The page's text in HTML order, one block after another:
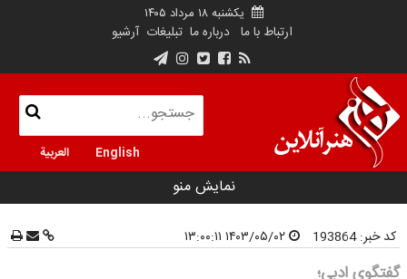
یکشنبه ۱۸ مرداد ۱۴۰۵
ارتباط با ما درباره ما تبلیغات آرشیو
English العربية
نمایش منو
کد خبر:193864
گفتگوی ادبی؛